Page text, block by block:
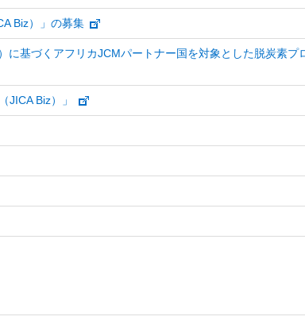
Biz）」の募集
基づくアフリカJCMパートナー国を対象とした脱炭素プ
JICA Biz）」